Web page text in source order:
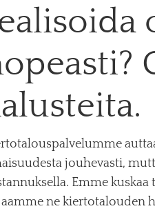
jouhevasti,
Emme kuskaa
ne kiertotalouden